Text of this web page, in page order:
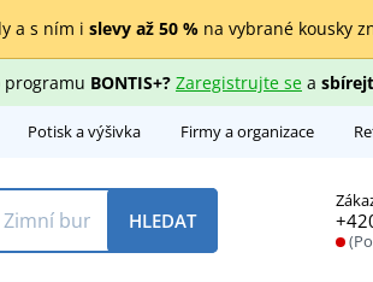
a s ním i slevy až 50 %na vybrané kousky
programu BONTIS+? Zaregistrujte sea
Potisk a výšivka Firmy a organizace
HLEDAT